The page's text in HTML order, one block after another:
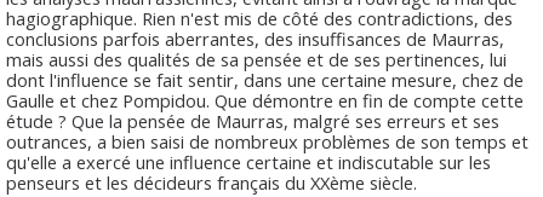
hagiographique. Rien n'est mis de côté des contradictions, des
conclusions parfois aberrantes, des insuffisances de Maurras,
mais aussi des qualités de sa pensée et de ses pertinences, lui
dont l'influence se fait sentir, dans une certaine mesure, chez de
Gaulle et chez Pompidou. Que démontre en fin de compte cette
étude ? Que la pensée de Maurras, malgré ses erreurs et ses
outrances, a bien saisi de nombreux problèmes de son temps et
qu'elle a exercé une influence certaine et indiscutable sur les
penseurs et les décideurs français du XXème siècle.